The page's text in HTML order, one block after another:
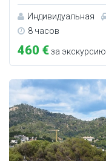
Индивидуальная
8 часов
460 €за экскурсию